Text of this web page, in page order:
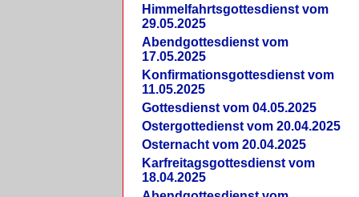
Himmelfahrtsgottesdienst vom
29.05.2025
Abendgottesdienst vom
17.05.2025
Konfirmationsgottesdienst vom
11.05.2025
Gottesdienst vom 04.05.2025
Ostergottedienst vom 20.04.2025
Osternacht vom 20.04.2025
Karfreitagsgottesdienst vom
18.04.2025